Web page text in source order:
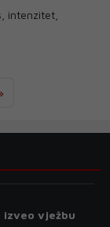
intenzitet,
izveo vježbu